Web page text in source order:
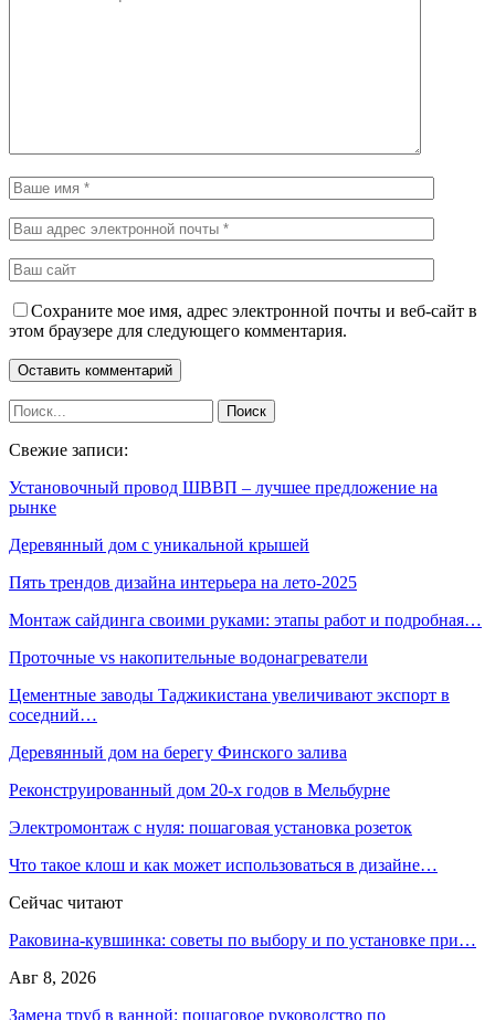
Сохраните мое имя, адрес электронной почты и веб-сайт в
этом браузере для следующего комментария.
Свежие записи:
Установочный провод ШВВП – лучшее предложение на
рынке
Деревянный дом с уникальной крышей
Пять трендов дизайна интерьера на лето-2025
Монтаж сайдинга своими руками: этапы работ и подробная…
Проточные vs накопительные водонагреватели
Цементные заводы Таджикистана увеличивают экспорт в
соседний…
Деревянный дом на берегу Финского залива
Реконструированный дом 20-х годов в Мельбурне
Электромонтаж с нуля: пошаговая установка розеток
Что такое клош и как может использоваться в дизайне…
Сейчас читают
Раковина-кувшинка: советы по выбору и по установке при…
Авг 8, 2026
Замена труб в ванной: пошаговое руководство по